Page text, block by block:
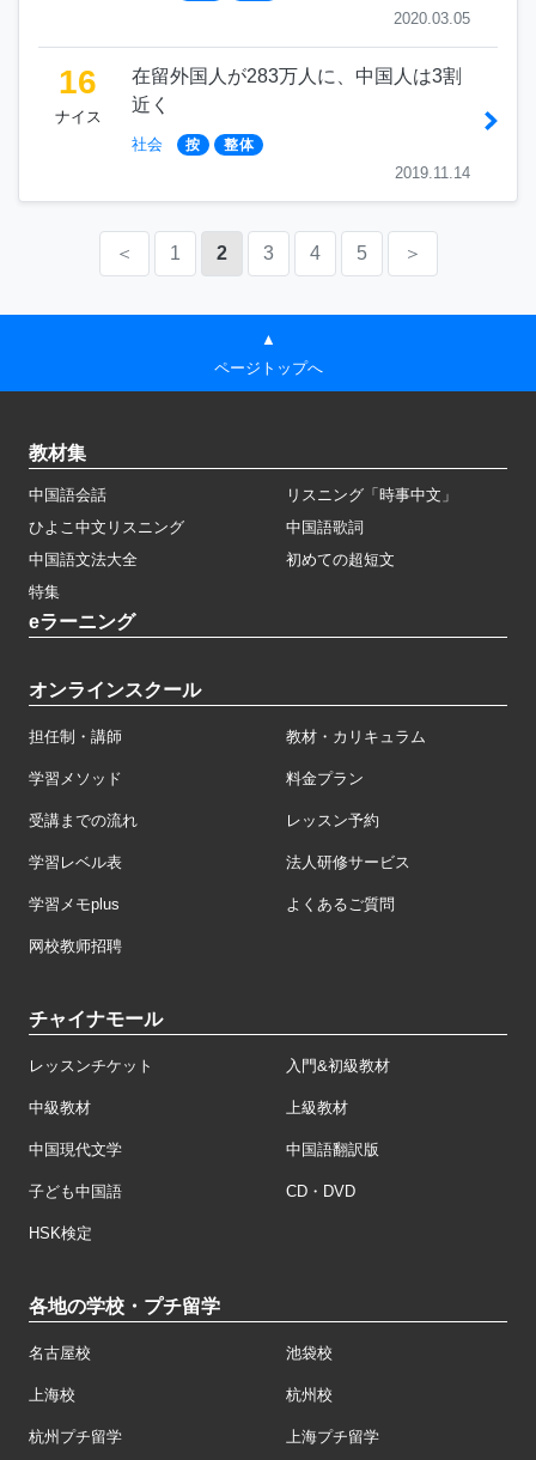
2020.03.05
16
ナイス
在留外国人が283万人に、中国人は3割
近く
社会 按 整体
2019.11.14
＜ 1 2 3 4 5 ＞
▲
ページトップへ
教材集
中国語会話
リスニング「時事中文」
ひよこ中文リスニング
中国語歌詞
中国語文法大全
初めての超短文
特集
eラーニング
オンラインスクール
担任制・講師 教材・カリキュラム
学習メソッド 料金プラン
受講までの流れ レッスン予約
学習レベル表 法人研修サービス
学習メモplus よくあるご質問
网校教师招聘
チャイナモール
レッスンチケット 入門&初級教材
中級教材 上級教材
中国現代文学 中国語翻訳版
子ども中国語 CD・DVD
HSK検定
各地の学校・プチ留学
名古屋校 池袋校
上海校 杭州校
杭州プチ留学 上海プチ留学